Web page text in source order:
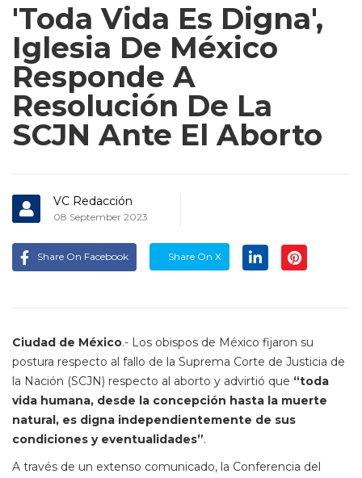
'Toda Vida Es Digna',
Iglesia De México
Responde A
Resolución De La
SCJN Ante El Aborto
VC Redacción
08 September 2023
Share On Facebook Share On X
Ciudad de México.- Los obispos de México fijaron su
postura respecto al fallo de la Suprema Corte de Justicia de
la Nación (SCJN) respecto al aborto y advirtió que “toda
vida humana, desde la concepción hasta la muerte
natural, es digna independientemente de sus
condiciones y eventualidades”.
A través de un extenso comunicado, la Conferencia del